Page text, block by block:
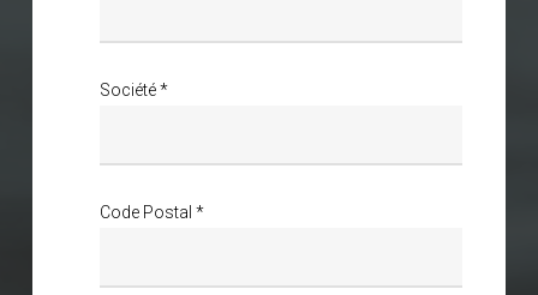
Société *
Code Postal *